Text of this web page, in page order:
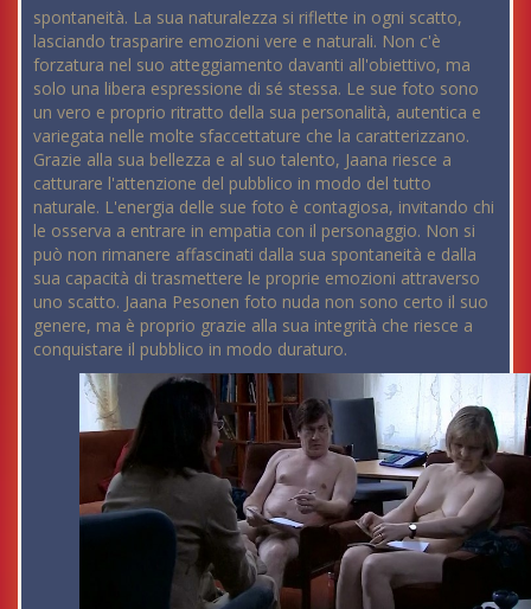
spontaneità. La sua naturalezza si riflette in ogni scatto,
lasciando trasparire emozioni vere e naturali. Non c'è
forzatura nel suo atteggiamento davanti all'obiettivo, ma
solo una libera espressione di sé stessa. Le sue foto sono
un vero e proprio ritratto della sua personalità, autentica e
variegata nelle molte sfaccettature che la caratterizzano.
Grazie alla sua bellezza e al suo talento, Jaana riesce a
catturare l'attenzione del pubblico in modo del tutto
naturale. L'energia delle sue foto è contagiosa, invitando chi
le osserva a entrare in empatia con il personaggio. Non si
può non rimanere affascinati dalla sua spontaneità e dalla
sua capacità di trasmettere le proprie emozioni attraverso
uno scatto. Jaana Pesonen foto nuda non sono certo il suo
genere, ma è proprio grazie alla sua integrità che riesce a
conquistare il pubblico in modo duraturo.